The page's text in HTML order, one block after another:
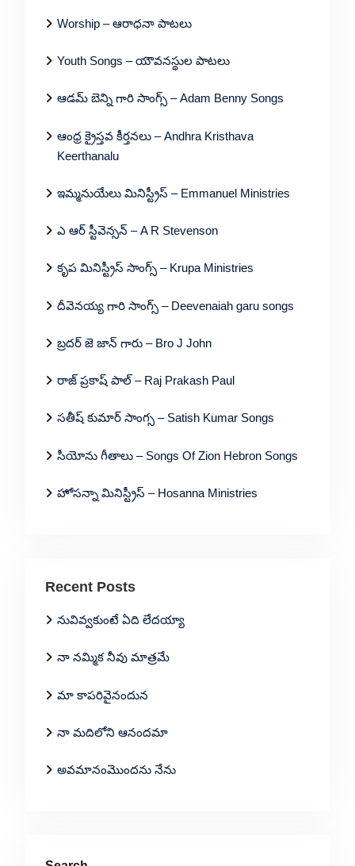
Worship – ఆరాధనా పాటలు
Youth Songs – యౌవనస్థుల పాటలు
ఆడమ్ బెన్ని గారి సాంగ్స్ – Adam Benny Songs
ఆంధ్ర క్రైస్తవ కీర్తనలు – Andhra Kristhava
Keerthanalu
ఇమ్మనుయేలు మినిస్ట్రీస్ – Emmanuel Ministries
ఎ ఆర్ స్టీవెన్సన్ – A R Stevenson
కృప మినిస్ట్రీస్ సాంగ్స్ – Krupa Ministries
దీవెనయ్య గారి సాంగ్స్ – Deevenaiah garu songs
బ్రదర్ జె జాన్ గారు – Bro J John
రాజ్ ప్రకాష్ పాల్ – Raj Prakash Paul
సతీష్ కుమార్ సాంగ్స – Satish Kumar Songs
సీయోను గీతాలు – Songs Of Zion Hebron Songs
హోసన్నా మినిస్ట్రీస్ – Hosanna Ministries
Recent Posts
నువివ్వకుంటే ఏది లేదయ్యా
నా నమ్మిక నీవు మాత్రమే
మా కాపరివైనందున
నా మదిలోని ఆనందమా
అవమానంమొందను నేను